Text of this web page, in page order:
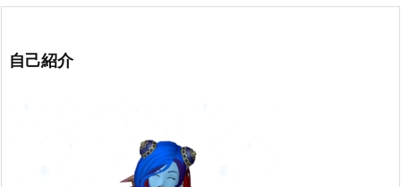
自己紹介